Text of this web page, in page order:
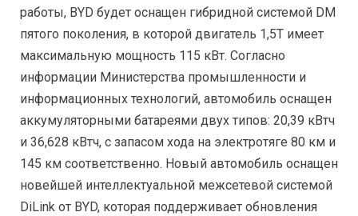
работы, BYD будет оснащен гибридной системой DM
пятого поколения, в которой двигатель 1,5T имеет
максимальную мощность 115 кВт. Согласно
информации Министерства промышленности и
информационных технологий, автомобиль оснащен
аккумуляторными батареями двух типов: 20,39 кВтч
и 36,628 кВтч, с запасом хода на электротяге 80 км и
145 км соответственно. Новый автомобиль оснащен
новейшей интеллектуальной межсетевой системой
DiLink от BYD, которая поддерживает обновления